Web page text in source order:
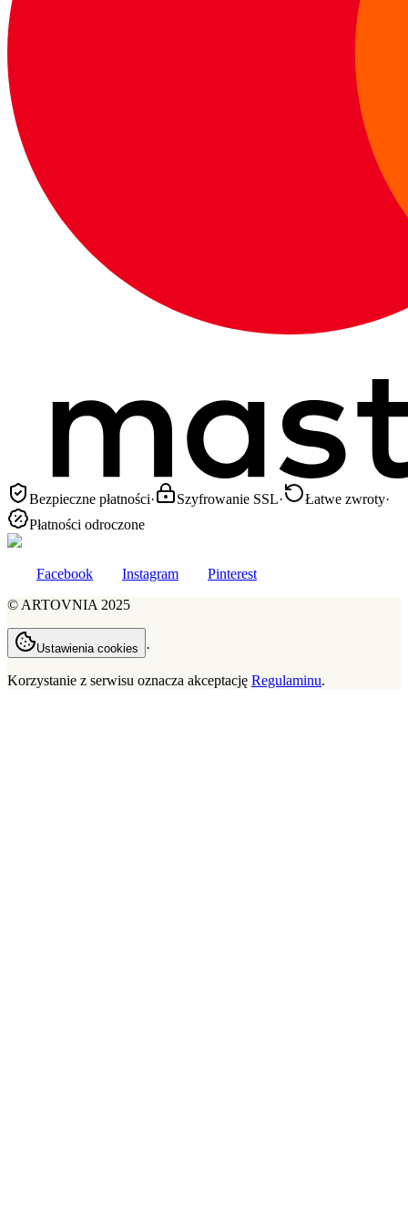
Bezpieczne płatności· Szyfrowanie SSL· Łatwe zwroty·
Płatności odroczone
Facebook Instagram
Pinterest
© ARTOVNIA 2025
Ustawienia cookies ·
Korzystanie z serwisu oznacza akceptację Regulaminu.